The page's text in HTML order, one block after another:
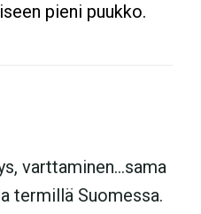
pieni puukko.
varttaminen…sama
termillä Suomessa.